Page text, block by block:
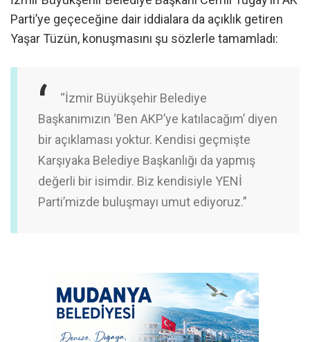
Parti’ye geçeceğine dair iddialara da açıklık getiren
Yaşar Tüzün, konuşmasını şu sözlerle tamamladı:
“İzmir Büyükşehir Belediye
Başkanımızın ‘Ben AKP’ye katılacağım’ diyen
bir açıklaması yoktur. Kendisi geçmişte
Karşıyaka Belediye Başkanlığı da yapmış
değerli bir isimdir. Biz kendisiyle YENİ
Parti’mizde buluşmayı umut ediyoruz.”